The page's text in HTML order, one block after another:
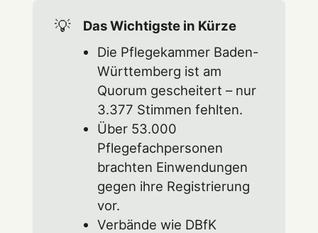
💡
Das Wichtigste in Kürze
Die Pflegekammer Baden-
Württemberg ist am
Quorum gescheitert – nur
3.377 Stimmen fehlten.
Über 53.000
Pflegefachpersonen
brachten Einwendungen
gegen ihre Registrierung
vor.
Verbände wie DBfK